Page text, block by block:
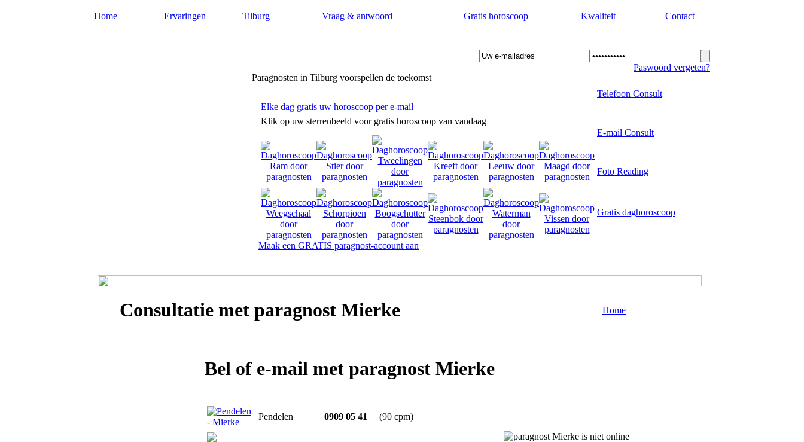
Home Ervaringen Tilburg Vraag & antwoord Gratis horoscoop Kwaliteit Contact
Paragnosten in Tilburg voorspellen de toekomst
Paswoord vergeten?
Elke dag gratis uw horoscoop per e-mail
Klik op uw sterrenbeeld voor gratis horoscoop van vandaag
Maak een GRATIS paragnost-account aan
Telefoon Consult
E-mail Consult
Foto Reading
Gratis daghoroscoop
Consultatie met paragnost Mierke Home
Bel of e-mail met paragnost Mierke
Pendelen 0909 05 41 (90 cpm)